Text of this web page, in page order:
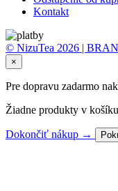
Kontakt
© NizuTea 2026 |
×
Pre dopravu zadarmo
Žiadne produkty v
Dokončiť nákup →